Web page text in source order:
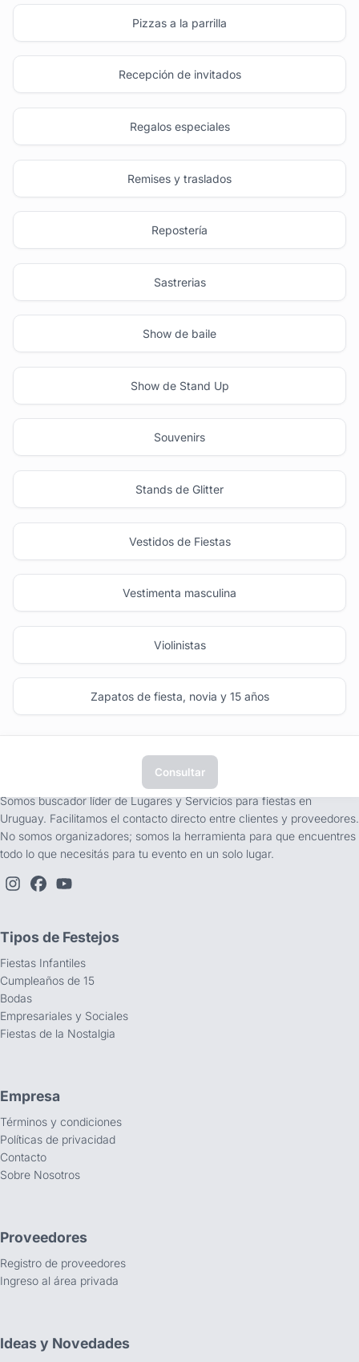
Pizzas a la parrilla
Recepción de invitados
Regalos especiales
Remises y traslados
Repostería
Sastrerias
Show de baile
Show de Stand Up
Souvenirs
Stands de Glitter
Vestidos de Fiestas
Vestimenta masculina
Violinistas
Zapatos de fiesta, novia y 15 años
Consultar
Somos buscador líder de Lugares y Servicios para fiestas en
Uruguay. Facilitamos el contacto directo entre clientes y proveedores.
No somos organizadores; somos la herramienta para que encuentres
todo lo que necesitás para tu evento en un solo lugar.
Tipos de Festejos
Fiestas Infantiles
Cumpleaños de 15
Bodas
Empresariales y Sociales
Fiestas de la Nostalgia
Empresa
Términos y condiciones
Políticas de privacidad
Contacto
Sobre Nosotros
Proveedores
Registro de proveedores
Ingreso al área privada
Ideas y Novedades